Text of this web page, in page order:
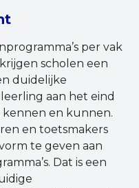
per vak
scholen een
duidelijke
aan het eind
en kunnen.
en toetsmakers
te geven aan
Dat is een